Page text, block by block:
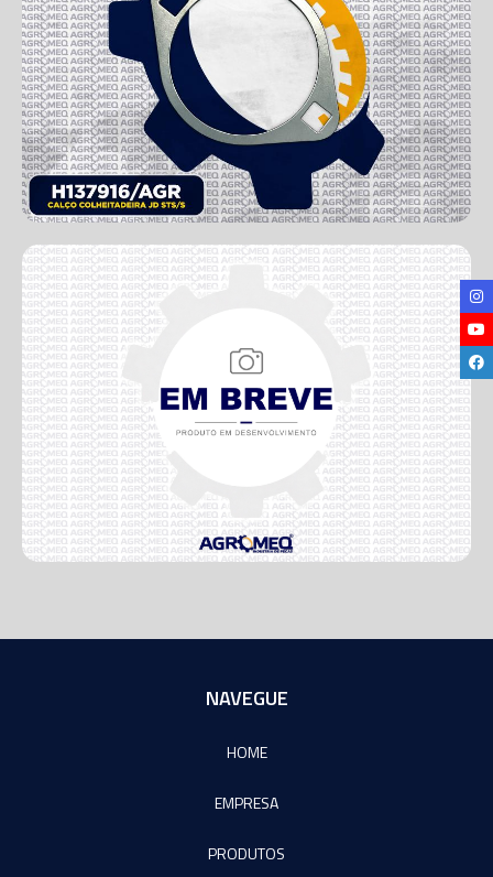
NAVEGUE
HOME
EMPRESA
PRODUTOS